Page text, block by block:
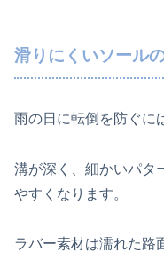
滑りにくいソール
雨の日に転倒を防ぐに
溝が深く、細かいパタ
やすくなります。
ラバー素材は濡れた路